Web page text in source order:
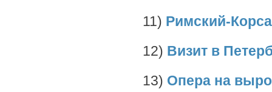
11) Римский-
12) Визит в
13) Опера на